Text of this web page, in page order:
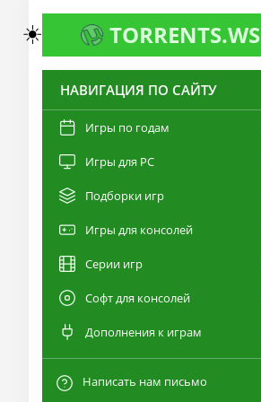
TORRENTS.WS
НАВИГАЦИЯ ПО САЙТУ
Игры по годам
Игры для PC
Подборки игр
Игры для консолей
Серии игр
Софт для консолей
Дополнения к играм
Написать нам письмо
3.0
RESIDENT EVIL 9:
REQUIEM - DELUXE
EDITION V.BUILD
(2026) PC ПИРАТКА
[RUS|ENG] (2026) PC
☀️